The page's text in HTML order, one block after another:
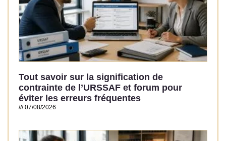
Tout savoir sur la signification de
contrainte de l’URSSAF et forum pour
éviter les erreurs fréquentes
07/08/2026